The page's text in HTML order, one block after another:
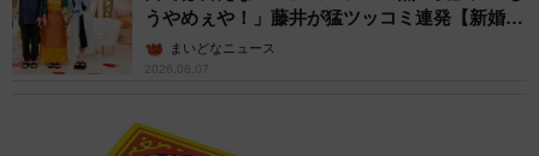
うやめぇや！」藤井が猛ツッコミ連発【新婚さ
ん】まいどなニュース
2026.08.07